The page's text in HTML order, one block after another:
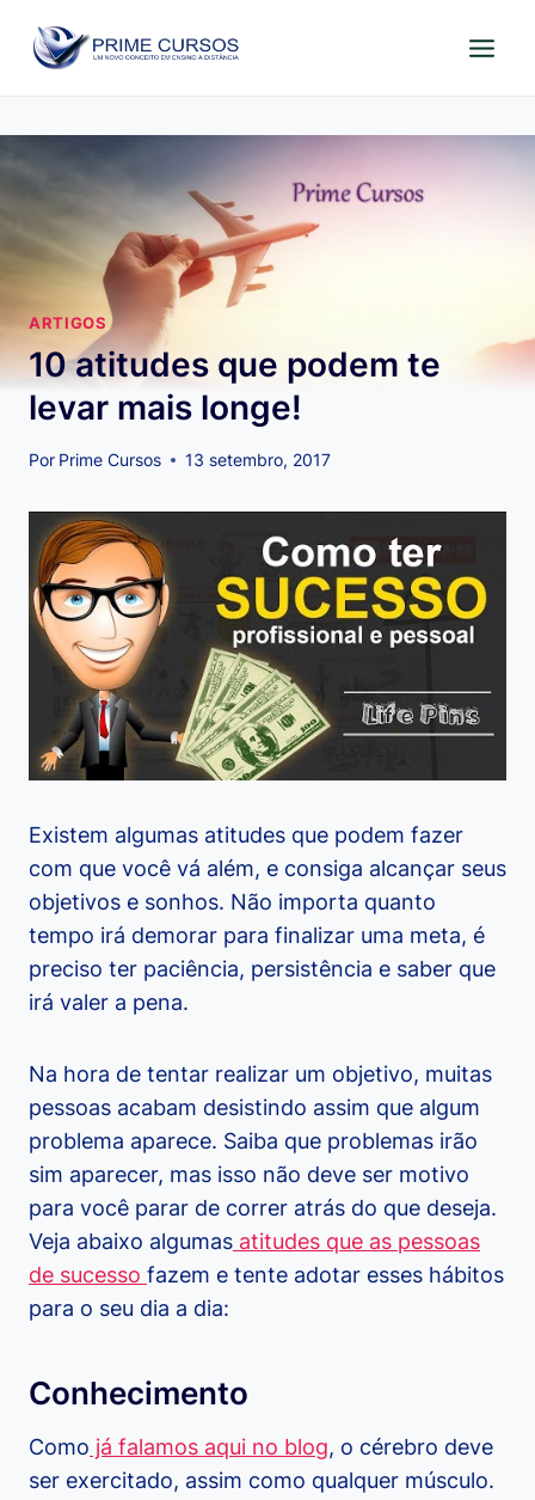
para
ARTIGOS
10 atitudes que podem te
levar mais longe!
Por Prime Cursos 13 setembro, 2017
Existem algumas atitudes que podem fazer
com que você vá além, e consiga alcançar seus
objetivos e sonhos. Não importa quanto
tempo irá demorar para finalizar uma meta, é
preciso ter paciência, persistência e saber que
irá valer a pena.
Na hora de tentar realizar um objetivo, muitas
pessoas acabam desistindo assim que algum
problema aparece. Saiba que problemas irão
sim aparecer, mas isso não deve ser motivo
para você parar de correr atrás do que deseja.
Veja abaixo algumas atitudes que as pessoas
de sucesso fazem e tente adotar esses hábitos
para o seu dia a dia:
Conhecimento
Como já falamos aqui no blog, o cérebro deve
ser exercitado, assim como qualquer músculo.